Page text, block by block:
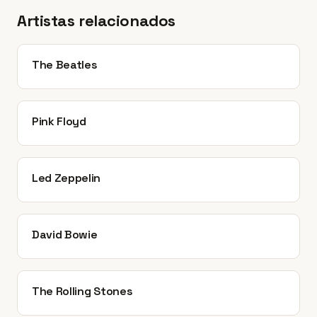
Artistas relacionados
The Beatles
Pink Floyd
Led Zeppelin
David Bowie
The Rolling Stones